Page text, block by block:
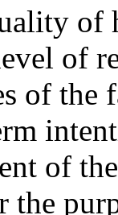
of
of
of the
of
the